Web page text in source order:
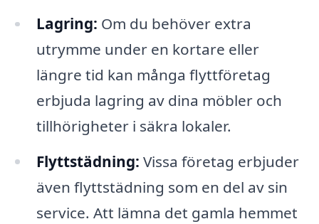
Lagring: Om du behöver extra
utrymme under en kortare eller
längre tid kan många flyttföretag
erbjuda lagring av dina möbler och
tillhörigheter i säkra lokaler.
Flyttstädning: Vissa företag erbjuder
även flyttstädning som en del av sin
service. Att lämna det gamla hemmet